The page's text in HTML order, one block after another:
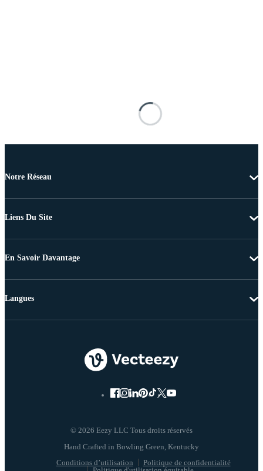
Notre Réseau
Liens Du Site
En Savoir Davantage
© 2026 Eezy LLC Tous droits réservés
Conditions d’utilisation
Politique de confidentialité
Langues